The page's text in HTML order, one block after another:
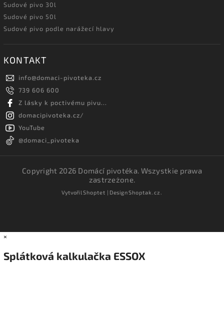
Sudové pivo 30l
Sudové pivo 50l
Sudové pivo podle narážecí hlavy
KONTAKT
info@domaci-pivoteka.cz
739 606 600
Z lásky k poctivému pivu...
domacipivoteka.cz/
YouTube
@domaci_pivoteka
Copyright 2026 Domácí pivotéka. Wszystkie prawa
zastrzeżone.
VytvořilShoptet | DesignShoptak.cz.
×
Splátková kalkulačka ESSOX